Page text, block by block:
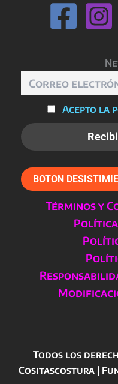
Acepto la
BOTON
Términos y
Todos los
Cositascostura |